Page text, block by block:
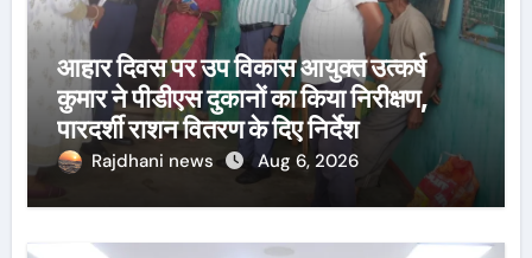
आहार दिवस पर उप विकास आयुक्त उत्कर्ष
कुमार ने पीडीएस दुकानों का किया निरीक्षण,
पारदर्शी राशन वितरण के दिए निर्देश
Rajdhani news Aug 6, 2026